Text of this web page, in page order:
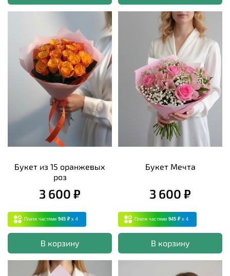
Букет из 15 оранжевых
роз
3 600 ₽
Плати частями 945 ₽ x 4
В корзину
Букет Мечта
3 600 ₽
Плати частями 945 ₽ x 4
В корзину